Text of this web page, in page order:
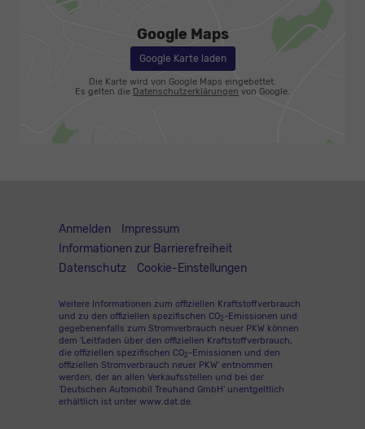
Google Maps
Google Karte laden
Die Karte wird von Google Maps eingebettet.
Es gelten die Datenschutzerklärungen von Google.
Anmelden
Impressum
Informationen zur Barrierefreiheit
Datenschutz
Cookie-Einstellungen
Weitere Informationen zum offiziellen Kraftstoffverbrauch
und zu den offiziellen spezifischen CO2 -Emissionen und
gegebenenfalls zum Stromverbrauch neuer PKW können
dem 'Leitfaden über den offiziellen Kraftstoffverbrauch,
die offiziellen spezifischen CO2 -Emissionen und den
offiziellen Stromverbrauch neuer PKW' entnommen
werden, der an allen Verkaufsstellen und bei der
'Deutschen Automobil Treuhand GmbH' unentgeltlich
erhältlich ist unter www.dat.de.